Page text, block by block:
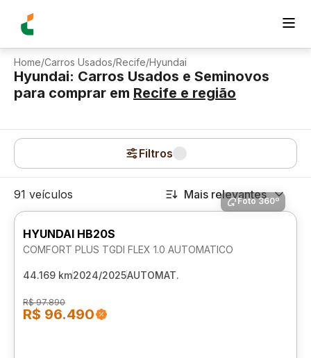
Home/Carros Usados/Recife/Hyundai
Hyundai: Carros Usados e Seminovos
para comprar em Recife e região
Filtros
91 veículos Mais relevantes
Foto 360º
HYUNDAI HB20S
COMFORT PLUS TGDI FLEX 1.0 AUTOMATICO
44.169 km2024/2025AUTOMAT.
R$ 97.890
R$ 96.490